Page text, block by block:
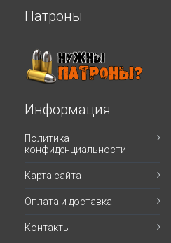
Патроны
Информация
Политика
конфиденциальности
Карта сайта
Оплата и доставка
Контакты